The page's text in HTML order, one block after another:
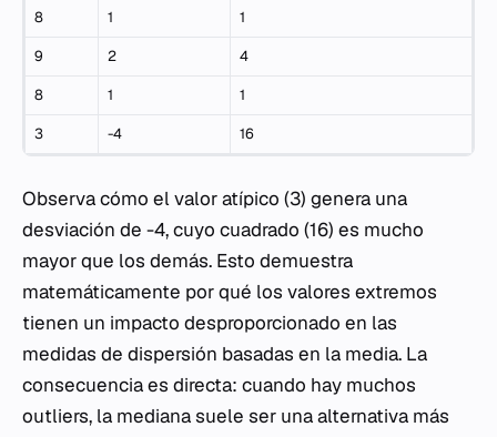
8 1 1
9 2 4
8 1 1
3 -4 16
Observa cómo el valor atípico (3) genera una
desviación de -4, cuyo cuadrado (16) es mucho
mayor que los demás. Esto demuestra
matemáticamente por qué los valores extremos
tienen un impacto desproporcionado en las
medidas de dispersión basadas en la media. La
consecuencia es directa: cuando hay muchos
outliers, la mediana suele ser una alternativa más